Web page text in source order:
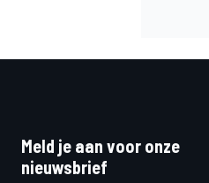
Meld je aan voor onze
nieuwsbrief